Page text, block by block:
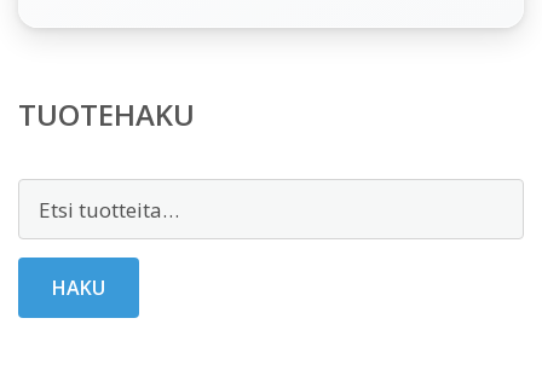
TUOTEHAKU
HAKU